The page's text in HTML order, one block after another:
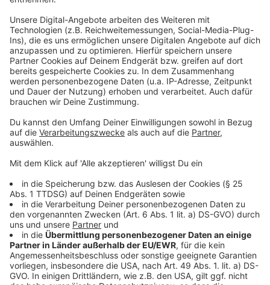
Anzeige
Mehr Infos und Links zu dem Thema gibt es
hier:
Anzeige
Weitere Veranstaltungstipps aus der Stadt
Mehr News aus Düsseldorf
Anzeige
Folge uns für mehr News & Updates:
Anzeige